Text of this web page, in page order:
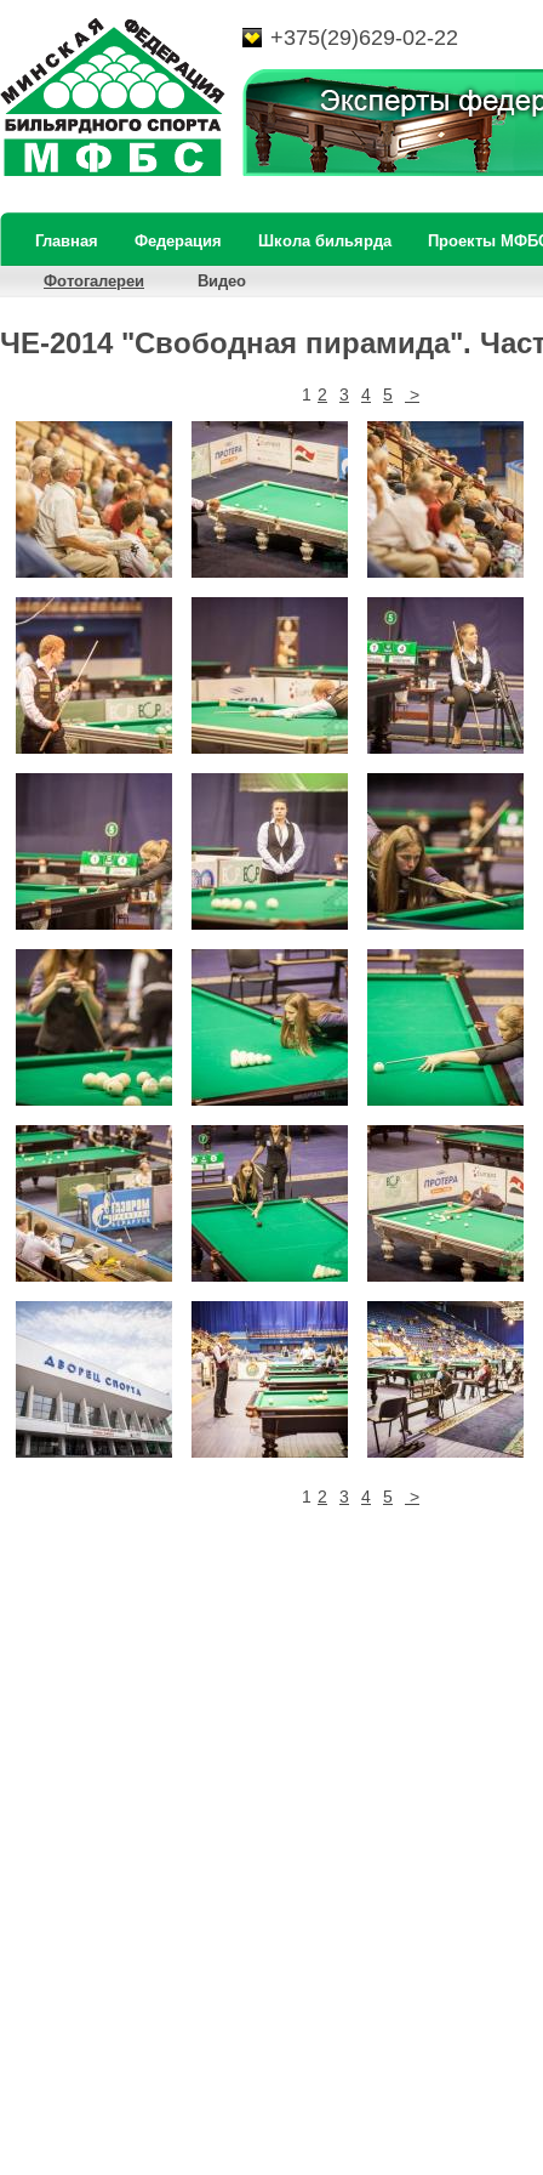
+375(29)629-02-22
Главная Федерация Школа бильярда Проекты
Фотогалереи Видео
ЧЕ-2014 "Свободная пирамида".
1 2 3 4 5 >
1 2 3 4 5 >